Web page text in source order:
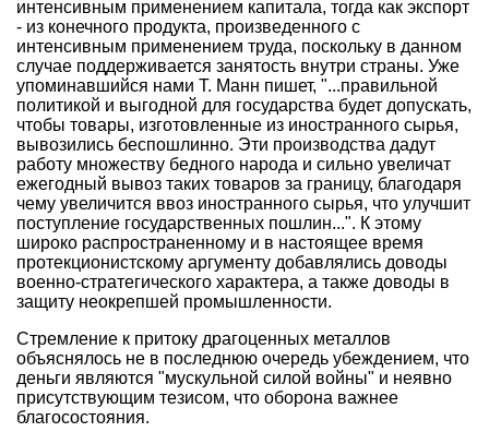
интенсивным применением капитала, тогда как экспорт
- из конечного продукта, произведенного с
интенсивным применением труда, поскольку в данном
случае поддерживается занятость внутри страны. Уже
упоминавшийся нами Т. Манн пишет, "...правильной
политикой и выгодной для государства будет допускать,
чтобы товары, изготовленные из иностранного сырья,
вывозились беспошлинно. Эти производства дадут
работу множеству бедного народа и сильно увеличат
ежегодный вывоз таких товаров за границу, благодаря
чему увеличится ввоз иностранного сырья, что улучшит
поступление государственных пошлин...". К этому
широко распространенному и в настоящее время
протекционистскому аргументу добавлялись доводы
военно-стратегического характера, а также доводы в
защиту неокрепшей промышленности.
Стремление к притоку драгоценных металлов
объяснялось не в последнюю очередь убеждением, что
деньги являются "мускульной силой войны" и неявно
присутствующим тезисом, что оборона важнее
благосостояния.